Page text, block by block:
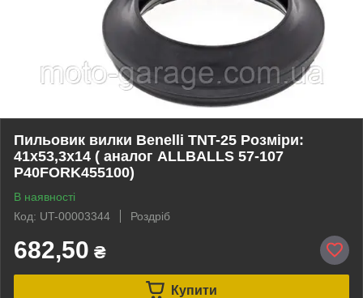
Пильовик вилки Benelli TNT-25 Розміри:
41x53,3x14 ( аналог ALLBALLS 57-107
P40FORK455100)
В наявності
Код: UT-00003344
Роздріб
682,50 ₴
Купити